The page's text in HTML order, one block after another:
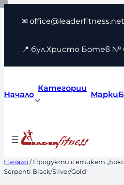
Към
съдържанието
✉ office@leaderfitness.net
📍 бул.Христо Ботев №
Начало
Категории
Марки
Начало/ Продукти с етикет
Serpenti Black/Silver/Gold“